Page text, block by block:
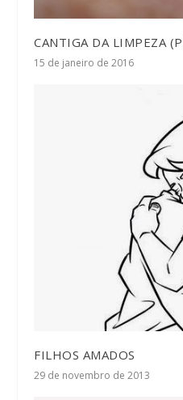
CANTIGA DA LIMPEZA
15 de janeiro de 2016
FILHOS AMADOS
29 de novembro de 2013